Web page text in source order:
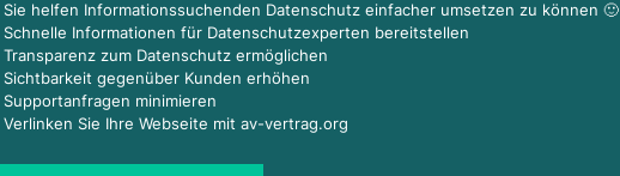
Sie helfen Informationssuchenden Datenschutz einfacher umsetzen zu können 🙂
Schnelle Informationen für Datenschutzexperten bereitstellen
Transparenz zum Datenschutz ermöglichen
Sichtbarkeit gegenüber Kunden erhöhen
Supportanfragen minimieren
Verlinken Sie Ihre Webseite mit av-vertrag.org